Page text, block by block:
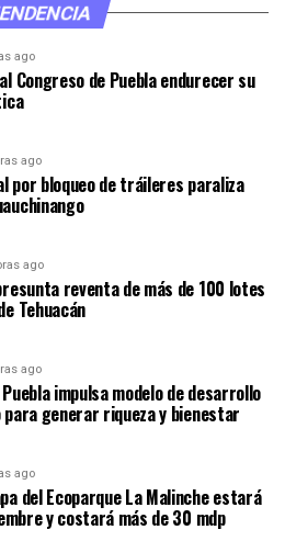
ago
Congreso de Puebla endurecer su
ago
por bloqueo de tráileres paraliza
ago
reventa de más de 100 lotes
Tehuacán
ago
impulsa modelo de desarrollo
generar riqueza y bienestar
ago
del Ecoparque La Malinche estará
y costará más de 30 mdp